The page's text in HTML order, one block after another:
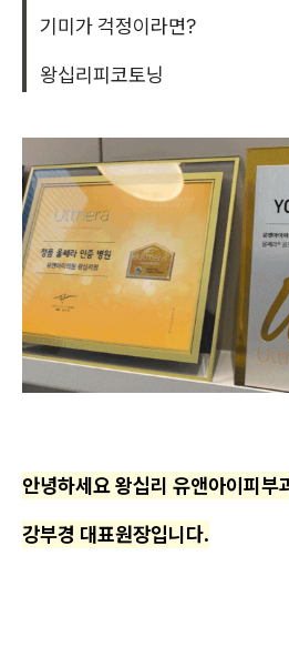
기미가 걱정이라면?
왕십리피코토닝
안녕하세요 왕십리 유앤아이피부
강부경 대표원장입니다.